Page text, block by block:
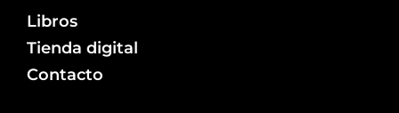
Libros
Tienda digital
Contacto